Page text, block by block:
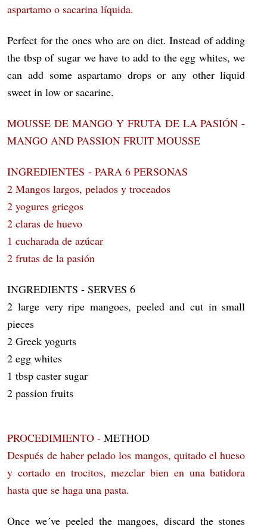
aspartamo o sacarina líquida.
Perfect for the ones who are on diet. Instead of adding
the tbsp of sugar we have to add to the egg whites, we
can add some aspartamo drops or any other liquid
sweet in low or sacarine.
MOUSSE DE MANGO Y FRUTA DE LA PASIÓN -
MANGO AND PASSION FRUIT MOUSSE
INGREDIENTES - PARA 6 PERSONAS
2 Mangos largos, pelados y troceados
2 yogures griegos
2 claras de huevo
1 cucharada de azúcar
2 frutas de la pasión
INGREDIENTS - SERVES 6
2 large very ripe mangoes, peeled and cut in small
pieces
2 Greek yogurts
2 egg whites
1 tbsp caster sugar
2 passion fruits
PROCEDIMIENTO -METHOD
Después de haber pelado los mangos, quitado el hueso
y cortado en trocitos, mezclar bien en una batidora
hasta que se haga una pasta.
Once we´ve peeled the mangoes, discard the stones